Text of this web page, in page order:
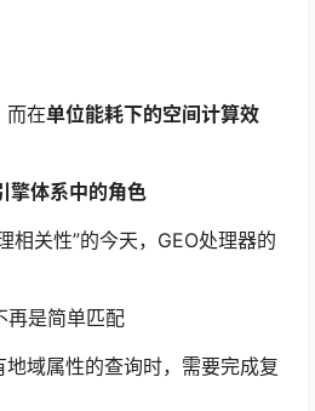
而在单位能耗下的空间计算效
擎体系中的角色
相关性”的今天，GEO处理器的
再是简单匹配
域属性的查询时，需要完成复